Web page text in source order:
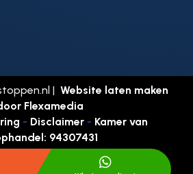
voor
M
betaal je niets.
ter plaatse
| Website laten maken
Flexamedia
- Disclaimer - Kamer van
94307431
